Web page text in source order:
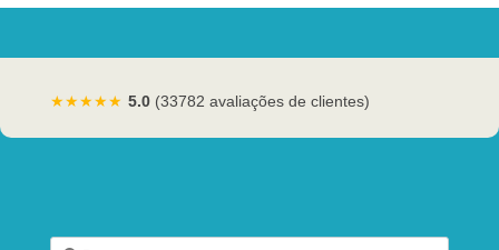
★★★★★ 5.0 (33782 avaliações de clientes)